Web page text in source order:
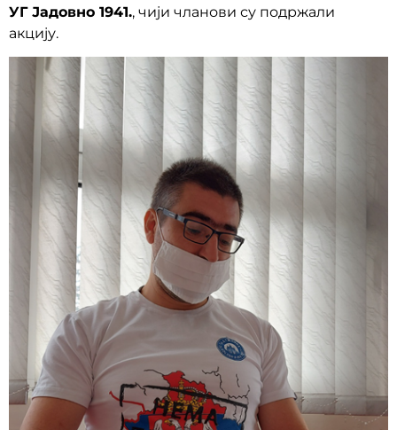
УГ Јадовно 1941., чији чланови су подржали
акцију.